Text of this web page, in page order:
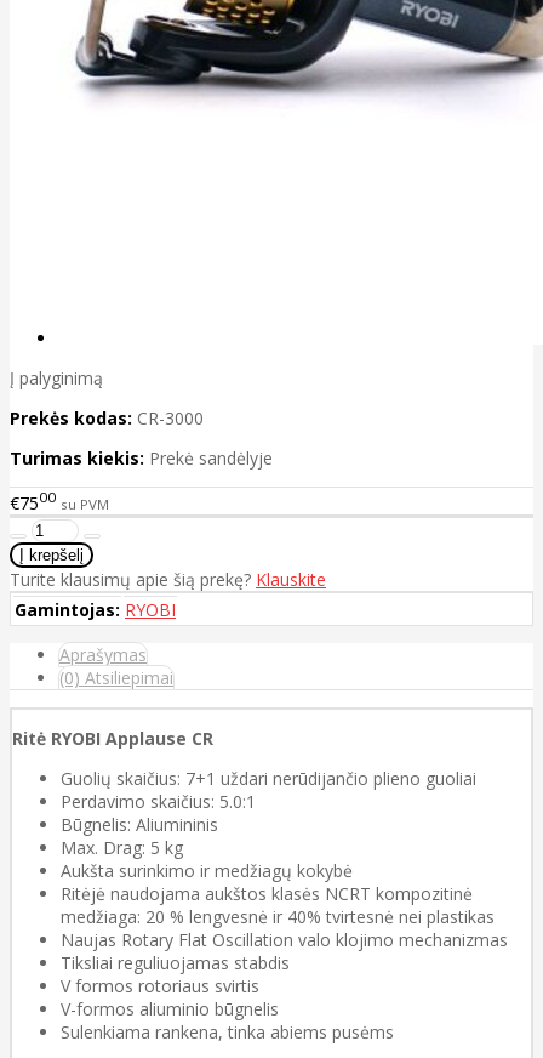
Į palyginimą
Prekės kodas: CR-3000
Turimas kiekis: Prekė sandėlyje
€7500 su PVM
Turite klausimų apie šią prekę? Klauskite
Gamintojas: RYOBI
Aprašymas
(0) Atsiliepimai
Ritė RYOBI Applause CR
Guolių skaičius: 7+1 uždari nerūdijančio plieno guoliai
Perdavimo skaičius: 5.0:1
Būgnelis: Aliumininis
Max. Drag: 5 kg
Aukšta surinkimo ir medžiagų kokybė
Ritėjė naudojama aukštos klasės NCRT kompozitinė
medžiaga: 20 % lengvesnė ir 40% tvirtesnė nei plastikas
Naujas Rotary Flat Oscillation valo klojimo mechanizmas
Tiksliai reguliuojamas stabdis
V formos rotoriaus svirtis
V-formos aliuminio būgnelis
Sulenkiama rankena, tinka abiems pusėms